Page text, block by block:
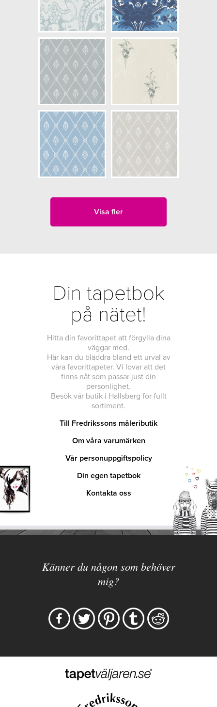
Visa fler
Din tapetbok
på nätet!
Hitta din favorittapet att förgylla dina
väggar med.
Här kan du bläddra bland ett urval av
våra favorittapeter. Vi lovar att det
finns nåt som passar just din
personlighet.
Besök vår butik i Hallsberg för fullt
sortiment.
Till Fredrikssons måleributik
Om våra varumärken
Vår personuppgiftspolicy
Din egen tapetbok
Kontakta oss
Känner du någon som behöver
mig?